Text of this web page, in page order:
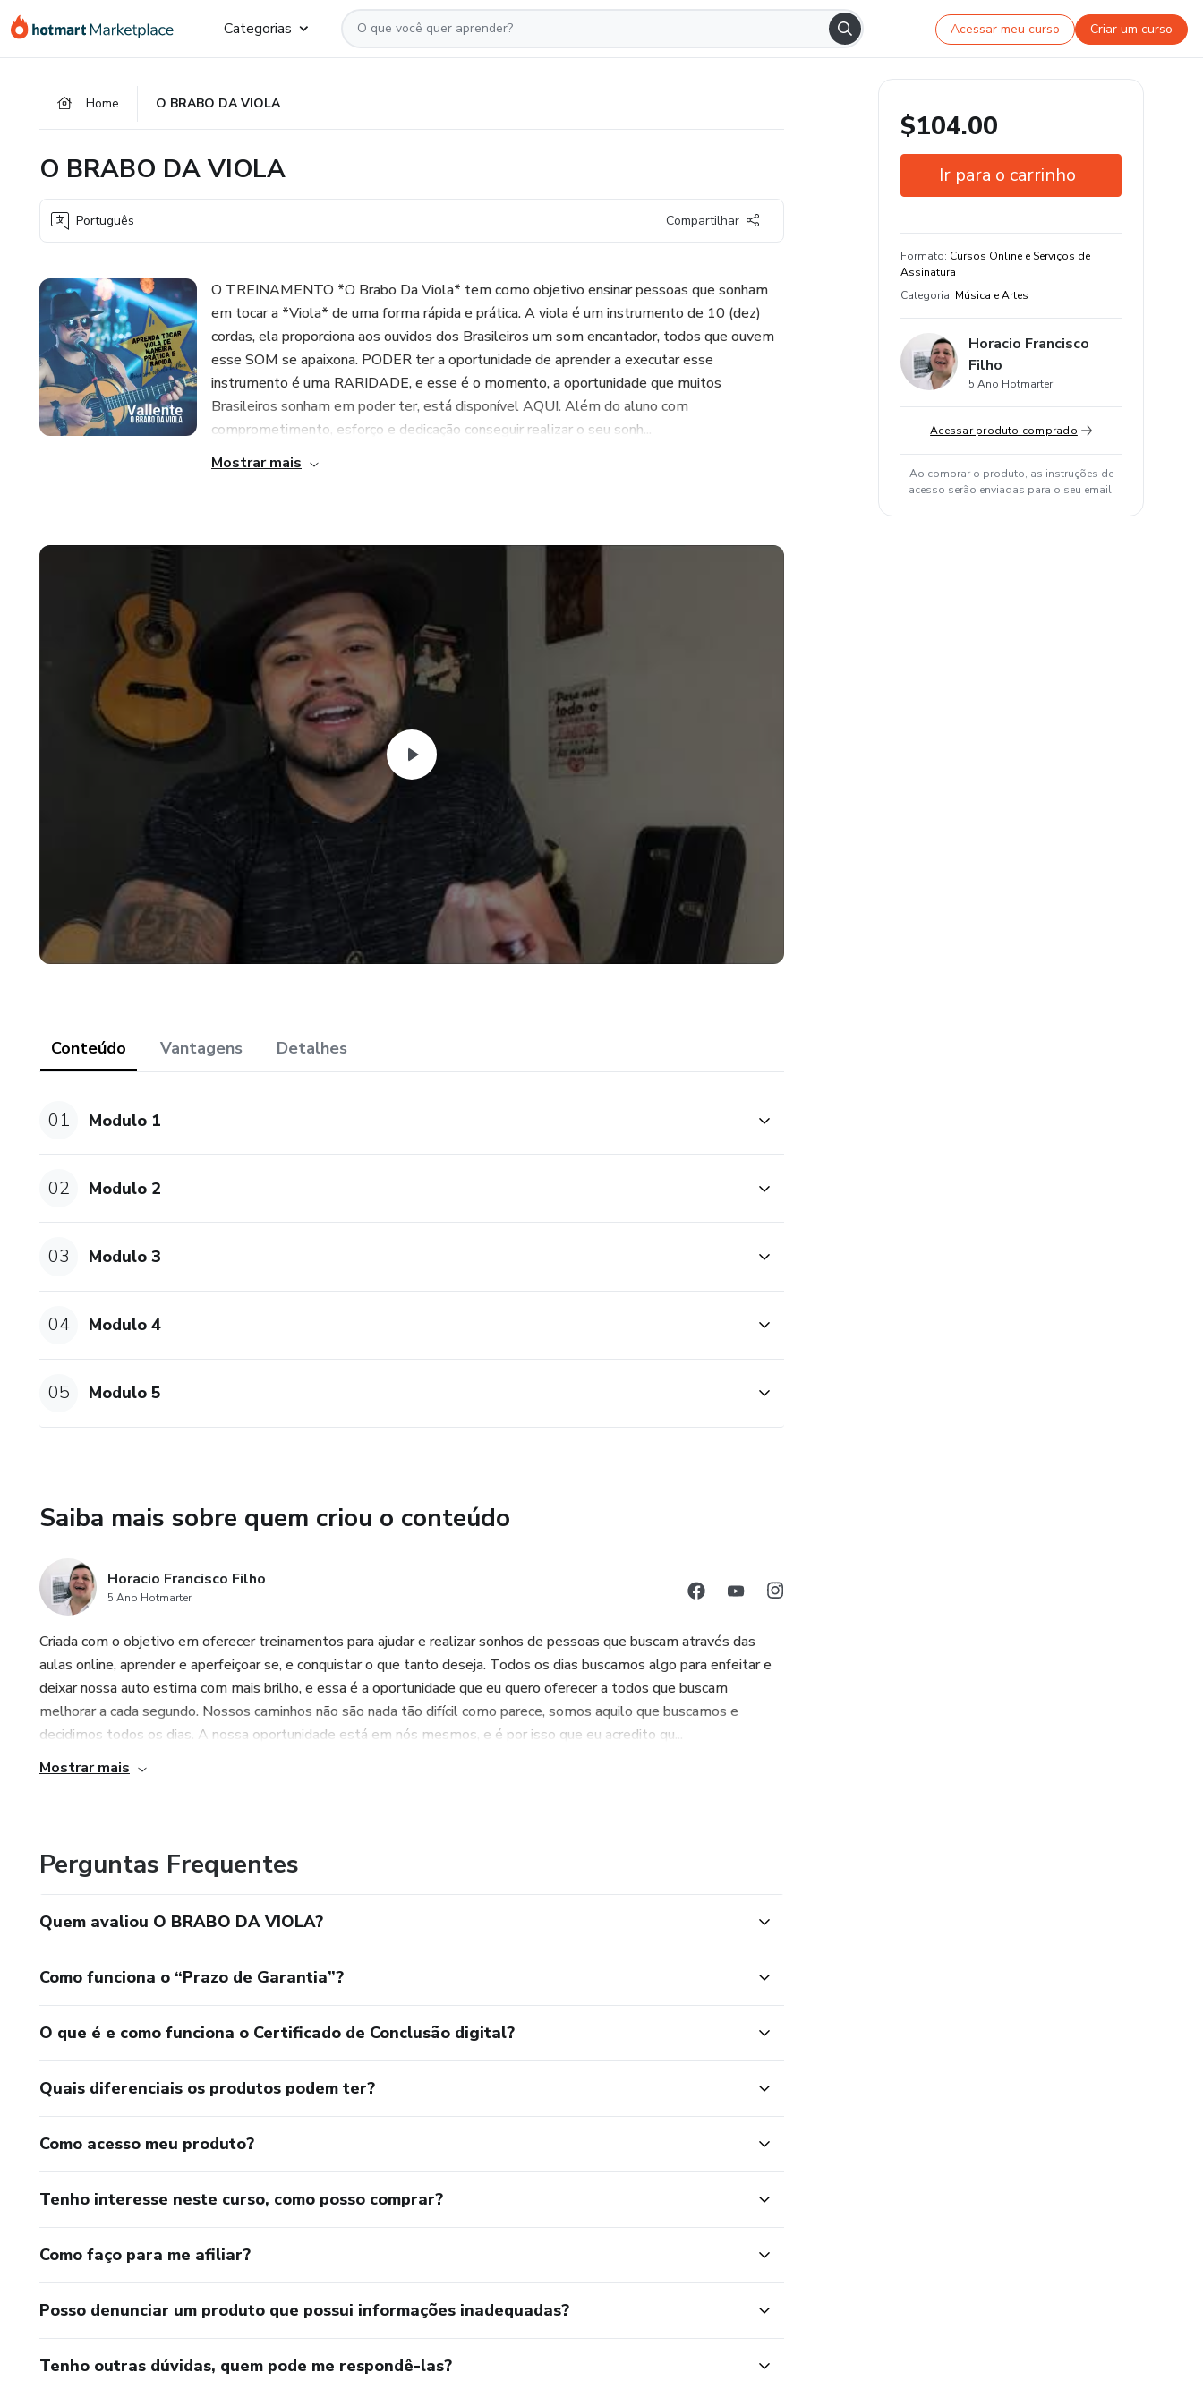
para
para
para
Categorias Acessar meu curso Criar um curso
Home O BRABO DA VIOLA
O BRABO DA VIOLA
Português Compartilhar
O TREINAMENTO *O Brabo Da Viola* tem como objetivo ensinar pessoas que sonham
em tocar a *Viola* de uma forma rápida e prática. A viola é um instrumento de 10 (dez)
cordas, ela proporciona aos ouvidos dos Brasileiros um som encantador, todos que ouvem
esse SOM se apaixona. PODER ter a oportunidade de aprender a executar esse
instrumento é uma RARIDADE, e esse é o momento, a oportunidade que muitos
Brasileiros sonham em poder ter, está disponível AQUI. Além do aluno com
comprometimento, esforço e dedicação conseguir realizar o seu sonh...
Mostrar mais
Conteúdo Vantagens Detalhes
01 Modulo 1
02 Modulo 2
03 Modulo 3
04 Modulo 4
05 Modulo 5
Saiba mais sobre quem criou o conteúdo
Horacio Francisco Filho
5 Ano Hotmarter
Criada com o objetivo em oferecer treinamentos para ajudar e realizar sonhos de pessoas que buscam através das
aulas online, aprender e aperfeiçoar se, e conquistar o que tanto deseja. Todos os dias buscamos algo para enfeitar e
deixar nossa auto estima com mais brilho, e essa é a oportunidade que eu quero oferecer a todos que buscam
melhorar a cada segundo. Nossos caminhos não são nada tão difícil como parece, somos aquilo que buscamos e
decidimos todos os dias. A nossa oportunidade está em nós mesmos, e é por isso que eu acredito qu...
Mostrar mais
Perguntas Frequentes
Quem avaliou O BRABO DA VIOLA?
Como funciona o “Prazo de Garantia”?
O que é e como funciona o Certificado de Conclusão digital?
Quais diferenciais os produtos podem ter?
Como acesso meu produto?
Tenho interesse neste curso, como posso comprar?
Como faço para me afiliar?
Posso denunciar um produto que possui informações inadequadas?
Tenho outras dúvidas, quem pode me respondê-las?
$104.00
Ir para o carrinho
Certificado de conclusão
Estude do seu jeito e em qualquer
dispositivo
original
Formato: Cursos Online e Serviços de
Assinatura
Categoria: Música e Artes
Horacio Francisco
Filho
5 Ano Hotmarter
Acessar produto comprado
Ao comprar o produto, as instruções de
acesso serão enviadas para o seu email.